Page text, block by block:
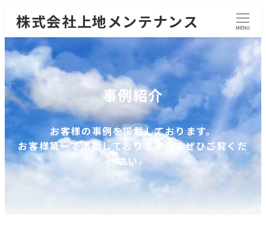
株式会社上地メンテナンス MENU
事例紹介
お客様の事例を掲載しております。
お客様第一で活動しておりますのでぜひご覧くだ
さい。